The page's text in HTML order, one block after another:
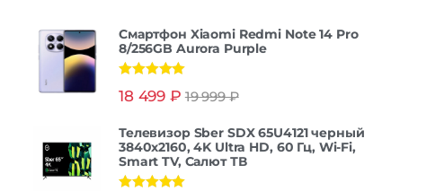
Смартфон Xiaomi Redmi Note 14 Pro
8/256GB Aurora Purple
из 5
18 499 ₽ 19 999₽
Телевизор Sber SDX 65U4121 черный
3840x2160, 4K Ultra HD, 60 Гц, Wi-Fi,
Smart TV, Салют ТВ